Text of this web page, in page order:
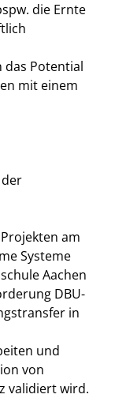
die Ernte
das Potential
mit einem
am
Systeme
Aachen
DBU-
in
und
von
validiert wird.